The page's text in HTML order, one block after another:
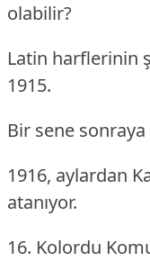
olabilir?
Latin harflerinin
1915.
Bir sene
1916, aylardan
atanıyor.
16. Kolordu